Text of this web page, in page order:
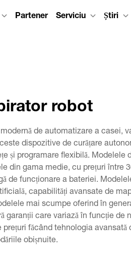
Partener Serviciu Știri
robot
de automatizare a casei,
dispozitive de curățare
programare flexibilă. Modelele
din gama medie, cu prețuri între
funcționare a bateriei.
capabilități avansate de
mai scumpe oferind în
care variază în funcție
făcând tehnologia
obișnuite.